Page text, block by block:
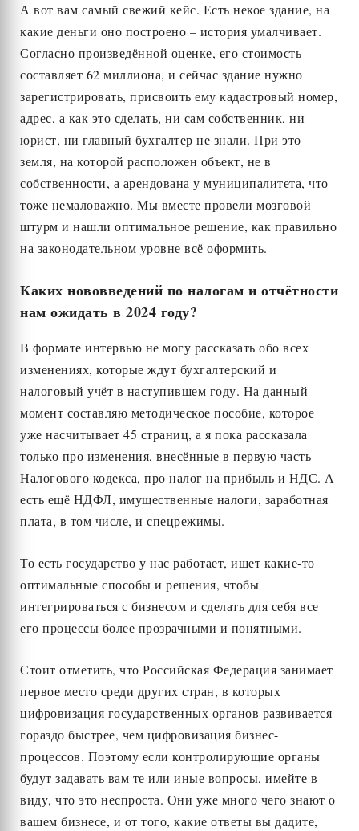
А вот вам самый свежий кейс. Есть некое здание, на
какие деньги оно построено – история умалчивает.
Согласно произведённой оценке, его стоимость
составляет 62 миллиона, и сейчас здание нужно
зарегистрировать, присвоить ему кадастровый номер,
адрес, а как это сделать, ни сам собственник, ни
юрист, ни главный бухгалтер не знали. При это
земля, на которой расположен объект, не в
собственности, а арендована у муниципалитета, что
тоже немаловажно. Мы вместе провели мозговой
штурм и нашли оптимальное решение, как правильно
на законодательном уровне всё оформить.
Каких нововведений по налогам и отчётности
нам ожидать в 2024 году?
В формате интервью не могу рассказать обо всех
изменениях, которые ждут бухгалтерский и
налоговый учёт в наступившем году. На данный
момент составляю методическое пособие, которое
уже насчитывает 45 страниц, а я пока рассказала
только про изменения, внесённые в первую часть
Налогового кодекса, про налог на прибыль и НДС. А
есть ещё НДФЛ, имущественные налоги, заработная
плата, в том числе, и спецрежимы.
То есть государство у нас работает, ищет какие-то
оптимальные способы и решения, чтобы
интегрироваться с бизнесом и сделать для себя все
его процессы более прозрачными и понятными.
Стоит отметить, что Российская Федерация занимает
первое место среди других стран, в которых
цифровизация государственных органов развивается
гораздо быстрее, чем цифровизация бизнес-
процессов. Поэтому если контролирующие органы
будут задавать вам те или иные вопросы, имейте в
виду, что это неспроста. Они уже много чего знают о
вашем бизнесе, и от того, какие ответы вы дадите,